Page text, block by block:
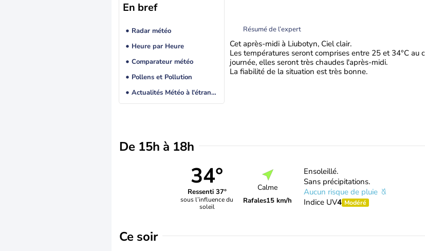
En bref
Radar météo
Heure par Heure
Comparateur météo
Pollens et Pollution
Actualités Météo à l'étranger
Résumé de l’expert
Cet après-midi à Liubotyn, Ciel clair.
Les températures seront comprises entre 25 et 34°C au
journée, elles seront très chaudes l'après-midi.
La fiabilité de la situation est très bonne.
De 15h à 18h
34°
Ressenti 37°
sous l’influence du
soleil
Calme
Rafales15 km/h
Ensoleillé.
Sans précipitations.
Aucun risque de pluie
Indice UV4 Modéré
Ce soir